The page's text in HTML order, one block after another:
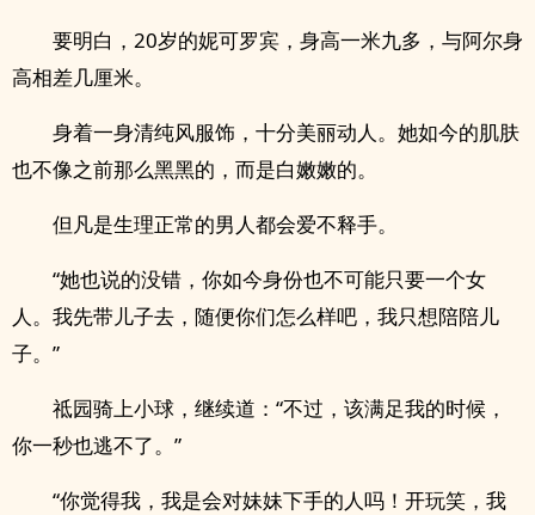
要明白，20岁的妮可罗宾，身高一米九多，与阿尔身
高相差几厘米。
身着一身清纯风服饰，十分美丽动人。她如今的肌肤
也不像之前那么黑黑的，而是白嫩嫩的。
但凡是生理正常的男人都会爱不释手。
“她也说的没错，你如今身份也不可能只要一个女
人。我先带儿子去，随便你们怎么样吧，我只想陪陪儿
子。”
祗园骑上小球，继续道：“不过，该满足我的时候，
你一秒也逃不了。”
“你觉得我，我是会对妹妹下手的人吗！开玩笑，我